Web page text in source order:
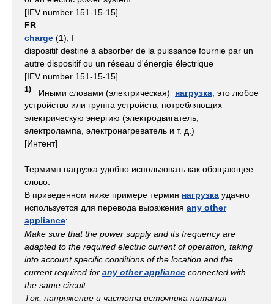
[IEV number 151-15-15]
FR
charge (1), f
dispositif destiné à absorber de la puissance fournie par un
autre dispositif ou un réseau d'énergie électrique
[IEV number 151-15-15]
1) Иными словами (электрическая) нагрузка , это любое
устройство или группа устройств, потребляющих
электрическую энергию (электродвигатель,
электролампа, электронагреватель и т. д.)
[Интент]
Термимн нагрузка удобно использовать как обощающее
слово.
В приведенном ниже примере термин нагрузка удачно
используется для перевода выражения any other
appliance:
Make sure that the power supply and its frequency are
adapted to the required electric current of operation, taking
into account specific conditions of the location and the
current required for any other appliance connected with
the same circuit.
Ток, напряжение и частота источника питания